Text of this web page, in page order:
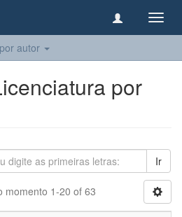
autor
por
Ir
momento 1-20 of 63